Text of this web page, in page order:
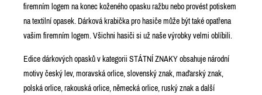
firemním logem na konec koženého opasku ražbu nebo provést potiskem
na textilní opasek. Dárková krabička pro hasiče může být také opatřena
vašim firemním logem. Všichni hasiči si už naše výrobky velmi oblíbili.
Edice dárkových opasků v kategorii STÁTNÍ ZNAKY obsahuje národní
motivy český lev, moravská orlice, slovenský znak, maďarský znak,
polská orlice, rakouská orlice, německá orlice, ruský znak a další